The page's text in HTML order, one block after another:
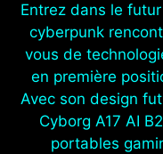
Entrez dans le
cyberpunk
vous de
en première
Avec son design
Cyborg A17 AI
portables